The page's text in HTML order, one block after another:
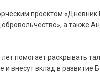
проектом
а также
помогает раскрывать
внесут вклад в развитие